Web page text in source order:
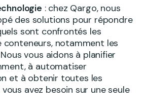
: chez Qargo, nous
des solutions pour répondre
sont confrontés les
conteneurs, notamment les
vous aidons à planifier
à automatiser
et à obtenir toutes les
avez besoin sur une seule